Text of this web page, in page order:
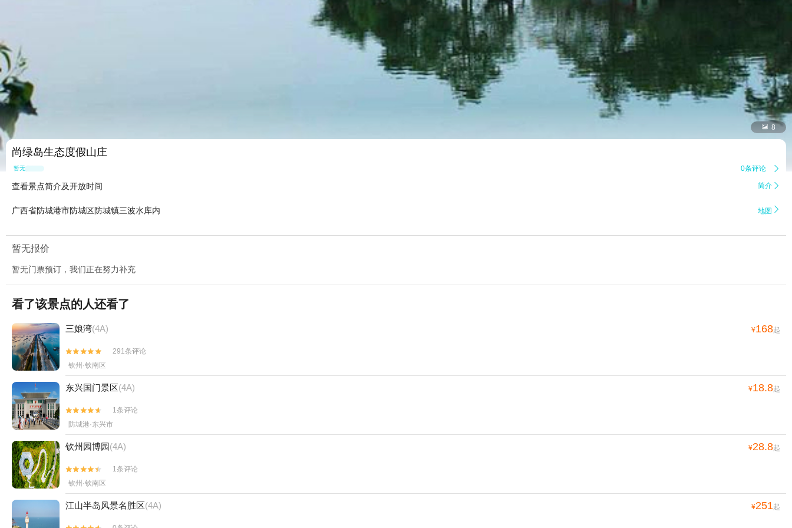
 8
尚绿岛生态度假山庄
暂无点评 0条评论 
查看景点简介及开放时间 简介 
广西省防城港市防城区防城镇三波水库内 地图 
暂无报价
暂无门票预订，我们正在努力补充
看了该景点的人还看了
三娘湾(4A) ¥168起


291条评论
钦州·钦南区
东兴国门景区(4A) ¥18.8起


1条评论
防城港·东兴市
钦州园博园(4A) ¥28.8起


1条评论
钦州·钦南区
江山半岛风景名胜区(4A) ¥251起